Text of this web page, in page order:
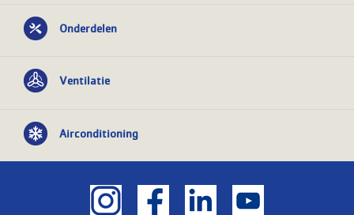
Onderdelen
Ventilatie
Airconditioning